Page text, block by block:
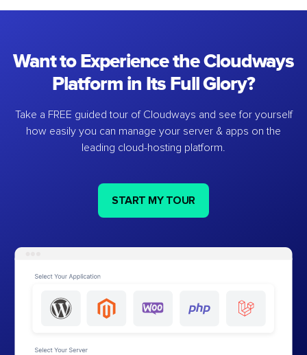
Want to Experience the Cloudways
Platform in Its Full Glory?
Take a FREE guided tour of Cloudways and see for yourself
how easily you can manage your server & apps on the
leading cloud-hosting platform.
START MY TOUR